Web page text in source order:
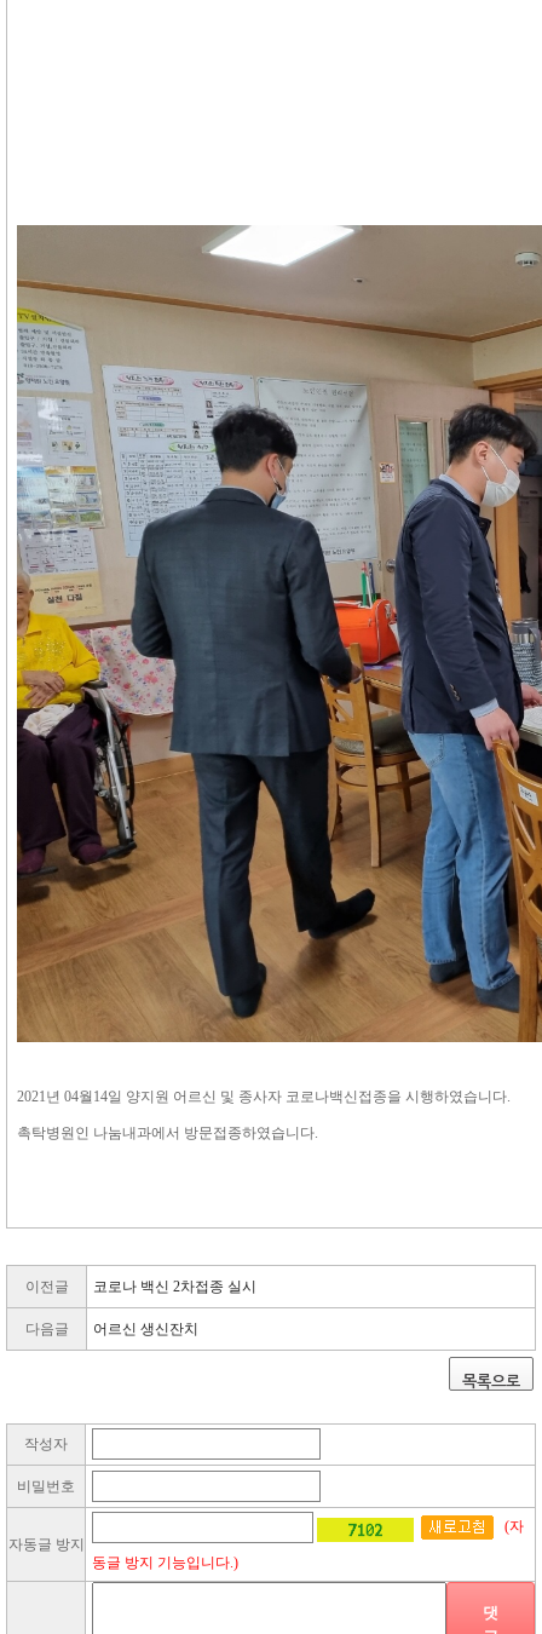
2021년 04월14일 양지원 어르신 및 종사자 코로나백신접종을 시행하였습니다.
촉탁병원인 나눔내과에서 방문접종하였습니다.
이전글 코로나 백신 2차접종 실시
다음글 어르신 생신잔치
목록으로
작성자
비밀번호
자동글 방지
(자
동글 방지 기능입니다.)
댓